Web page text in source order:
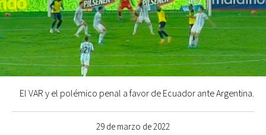
29 de marzo de 2022
El VAR y el polémico penal a favor de Ecuador ante Argentina.